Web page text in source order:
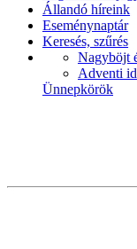
Állandó híreink
Eseménynaptár
Keresés, szűrés
Nagyböjt
Adventi
Ünnepkörök